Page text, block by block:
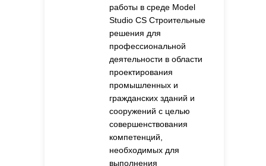
работы в среде Model
Studio CS Строительные
решения для
профессиональной
деятельности в области
проектирования
промышленных и
гражданских зданий и
сооружений с целью
совершенствования
компетенций,
необходимых для
выполнения